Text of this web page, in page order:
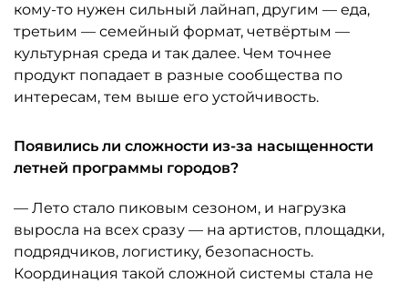
кому-то нужен сильный лайнап, другим — еда,
третьим — семейный формат, четвёртым —
культурная среда и так далее. Чем точнее
продукт попадает в разные сообщества по
интересам, тем выше его устойчивость.
Появились ли сложности из-за насыщенности
летней программы городов?
— Лето стало пиковым сезоном, и нагрузка
выросла на всех сразу — на артистов, площадки,
подрядчиков, логистику, безопасность.
Координация такой сложной системы стала не